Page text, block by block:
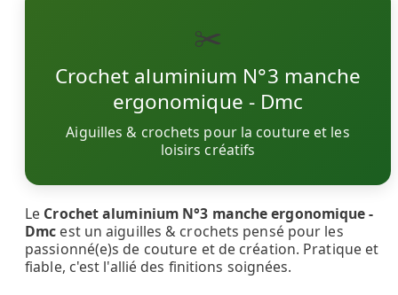
✂️
Crochet aluminium N°3 manche
ergonomique - Dmc
Aiguilles & crochets pour la couture et les
loisirs créatifs
Le Crochet aluminium N°3 manche ergonomique -
Dmc est un aiguilles & crochets pensé pour les
passionné(e)s de couture et de création. Pratique et
fiable, c'est l'allié des finitions soignées.